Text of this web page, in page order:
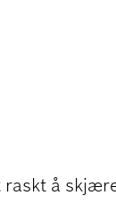
raskt å